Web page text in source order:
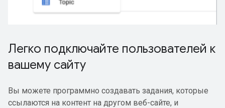
Легко подключайте пользователей к
вашему сайту
Вы можете программно создавать задания, которые
ссылаются на контент на другом веб-сайте, и